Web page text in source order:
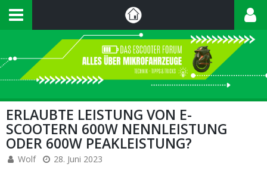
ERLAUBTE LEISTUNG VON E-
SCOOTERN 600W NENNLEISTUNG
ODER 600W PEAKLEISTUNG?
Wolf 28. Juni 2023